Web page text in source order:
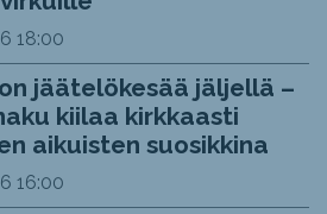
18:00
jäätelökesää jäljellä –
kiilaa kirkkaasti
aikuisten suosikkina
16:00